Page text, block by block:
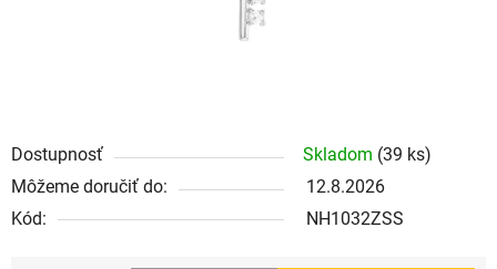
Dostupnosť Skladom (39 ks)
Môžeme doručiť do:
12.8.2026
Kód:
NH1032ZSS